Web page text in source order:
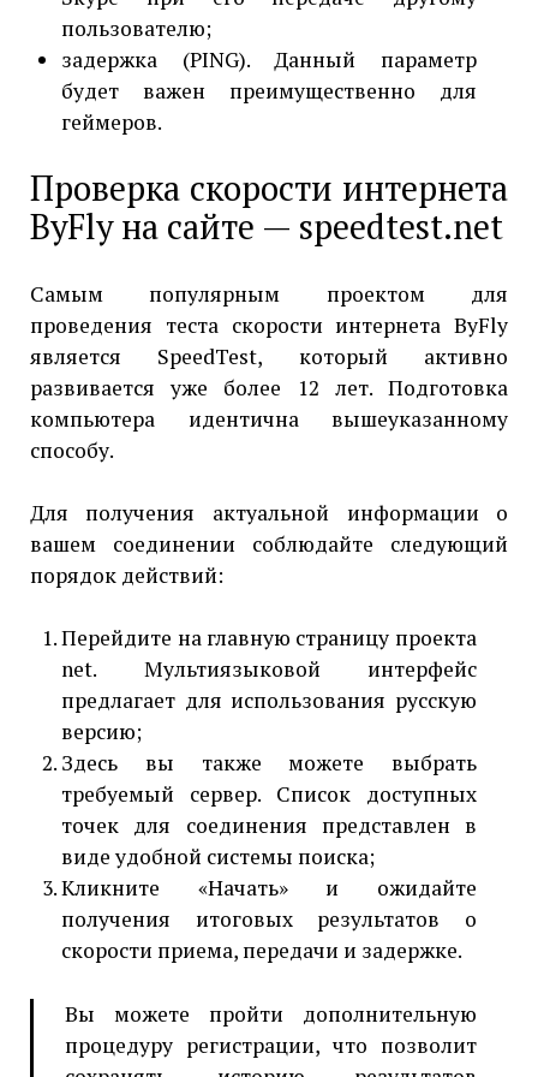
пользователю;
задержка (PING). Данный параметр
будет важен преимущественно для
геймеров.
Проверка скорости интернета
ByFly на сайте — speedtest.net
Самым популярным проектом для
проведения теста скорости интернета ByFly
является SpeedTest, который активно
развивается уже более 12 лет. Подготовка
компьютера идентична вышеуказанному
способу.
Для получения актуальной информации о
вашем соединении соблюдайте следующий
порядок действий:
Перейдите на главную страницу проекта
net. Мультиязыковой интерфейс
предлагает для использования русскую
версию;
Здесь вы также можете выбрать
требуемый сервер. Список доступных
точек для соединения представлен в
виде удобной системы поиска;
Кликните «Начать» и ожидайте
получения итоговых результатов о
скорости приема, передачи и задержке.
Вы можете пройти дополнительную
процедуру регистрации, что позволит